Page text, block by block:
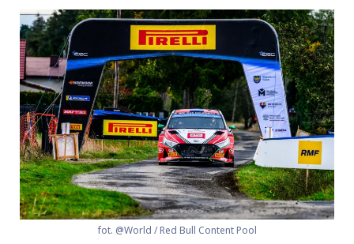
fot. @World / Red Bull Content Pool